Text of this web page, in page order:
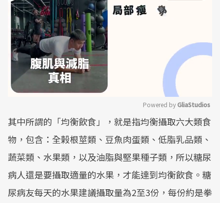
Mute
Powered by GliaStudios
其中所謂的「均衡飲食」，就是指均衡攝取六大類食
物，包含：全榖根莖類、豆魚肉蛋類、低脂乳品類、
蔬菜類、水果類，以及油脂與堅果種子類，所以糖尿
病人還是要攝取適量的水果，才能達到均衡飲食。糖
尿病友每天的水果建議攝取量為2至3份，每份約是拳